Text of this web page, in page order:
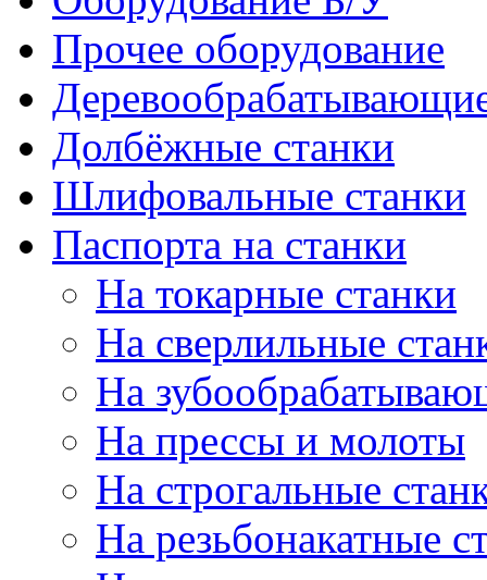
Прочее оборудование
Долбёжные станки
Шлифовальные станки
Паспорта на станки
На токарные станки
На сверлильные
На
На прессы и молоты
На строгальные
На резьбонакатные